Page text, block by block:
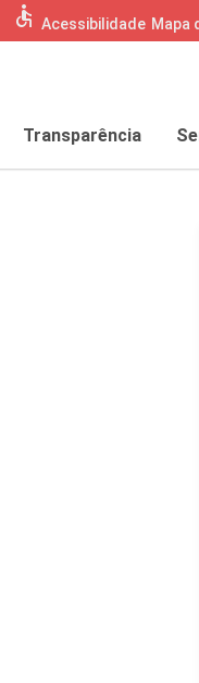
accessible Acessibilidade Mapa
Transparência